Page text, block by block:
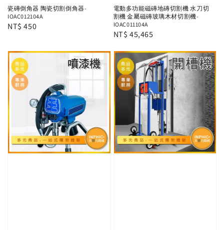
瓷磚倒角器 陶瓷切割倒角器-
IOAC012104A
Regular
NT$ 450
電動多功能磁磚地磚切割機 水刀切
割機 金屬磁磚玻璃木材切割機-
IOAC011104A
Regular
NT$ 45,465